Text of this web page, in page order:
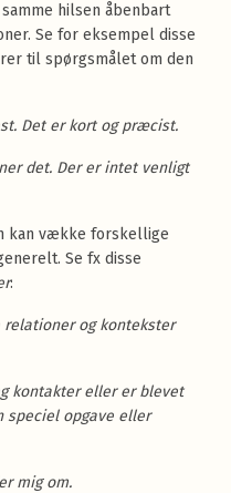
hilsen åbenbart
Se for eksempel disse
til spørgsmålet om den
Det er kort og præcist.
det. Der er intet venligt
kan vække forskellige
Se fx disse
:
og kontekster
kontakter eller er blevet
speciel opgave eller
mig om.